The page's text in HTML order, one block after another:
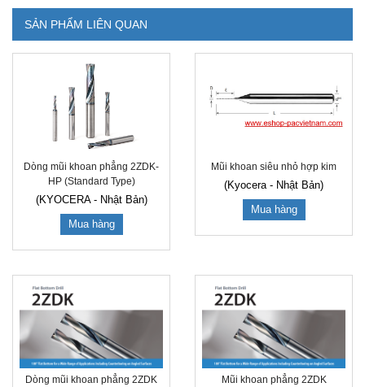
SẢN PHẨM LIÊN QUAN
Dòng mũi khoan phẳng 2ZDK-
HP (Standard Type)
(KYOCERA - Nhật Bản)
Mua hàng
Mũi khoan siêu nhỏ hợp kim
(Kyocera - Nhật Bản)
Mua hàng
Dòng mũi khoan phẳng 2ZDK
Mũi khoan phẳng 2ZDK